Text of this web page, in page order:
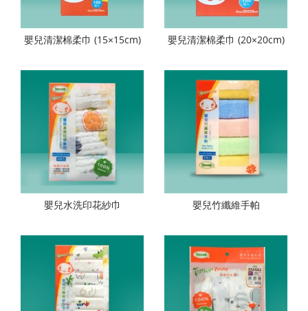
嬰兒清潔棉柔巾 (15×15cm) 嬰兒清潔棉柔巾 (20×20cm)
嬰兒水洗印花紗巾 嬰兒竹纖維手帕